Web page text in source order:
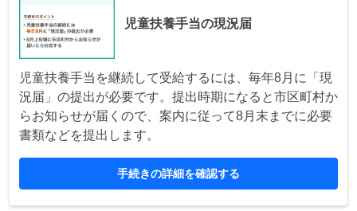
児童扶養手当の現況届
児童扶養手当を継続して受給するには、毎年8月に「現
況届」の提出が必要です。提出時期になると市区町村か
らお知らせが届くので、案内に従って8月末までに必要
書類などを提出します。
手続きの詳細を確認する